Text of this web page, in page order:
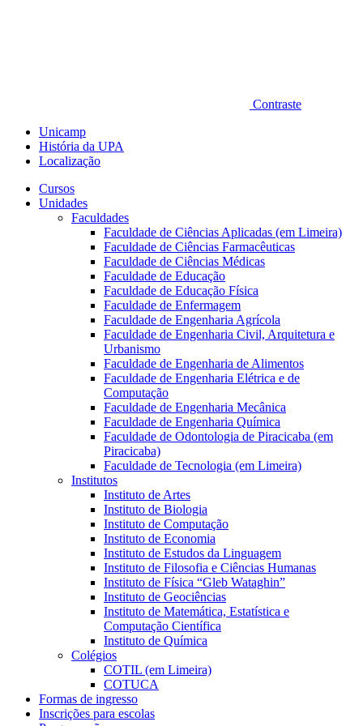
Contraste
Unicamp
História da UPA
Localização
Cursos
Unidades
Faculdades
Faculdade de Ciências Aplicadas (em Limeira)
Faculdade de Ciências Farmacêuticas
Faculdade de Ciências Médicas
Faculdade de Educação
Faculdade de Educação Física
Faculdade de Enfermagem
Faculdade de Engenharia Agrícola
Faculdade de Engenharia Civil, Arquitetura e
Urbanismo
Faculdade de Engenharia de Alimentos
Faculdade de Engenharia Elétrica e de
Computação
Faculdade de Engenharia Mecânica
Faculdade de Engenharia Química
Faculdade de Odontologia de Piracicaba (em
Piracicaba)
Faculdade de Tecnologia (em Limeira)
Institutos
Instituto de Artes
Instituto de Biologia
Instituto de Computação
Instituto de Economia
Instituto de Estudos da Linguagem
Instituto de Filosofia e Ciências Humanas
Instituto de Física “Gleb Wataghin”
Instituto de Geociências
Instituto de Matemática, Estatística e
Computação Científica
Instituto de Química
Colégios
COTIL (em Limeira)
COTUCA
Formas de ingresso
Inscrições para escolas